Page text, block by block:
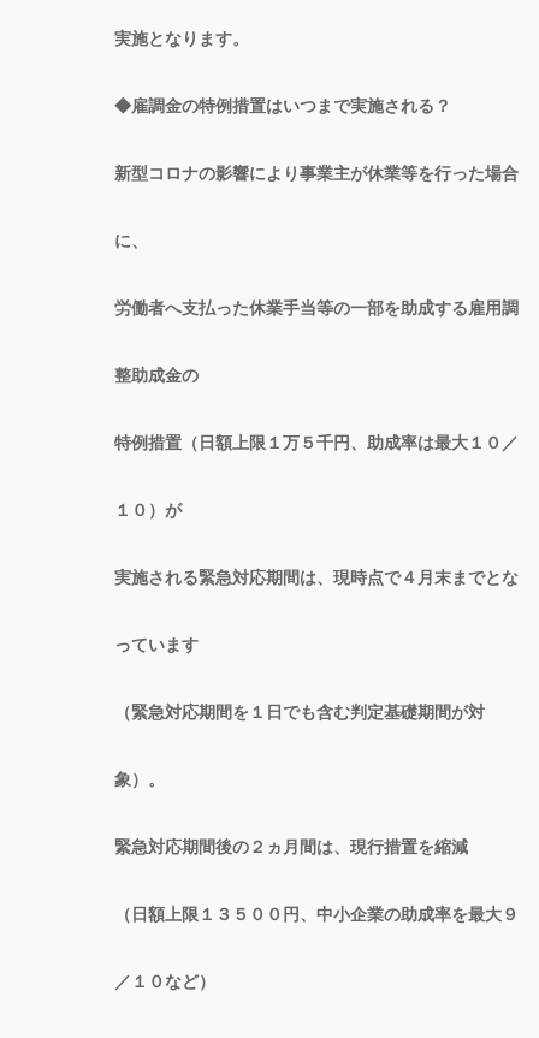
実施となります。
◆雇調金の特例措置はいつまで実施される？
新型コロナの影響により事業主が休業等を行った場合
に、
労働者へ支払った休業手当等の一部を助成する雇用調
整助成金の
特例措置（日額上限１万５千円、助成率は最大１０／
１０）が
実施される緊急対応期間は、現時点で４月末までとな
っています
（緊急対応期間を１日でも含む判定基礎期間が対
象）。
緊急対応期間後の２ヵ月間は、現行措置を縮減
（日額上限１３５００円、中小企業の助成率を最大９
／１０など）